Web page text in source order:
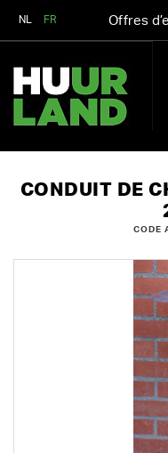
NL FR Offres
CONDUIT DE
CODE